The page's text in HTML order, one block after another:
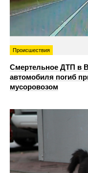
Происшествия
Смертельное ДТП в
автомобиля погиб
мусоровозом